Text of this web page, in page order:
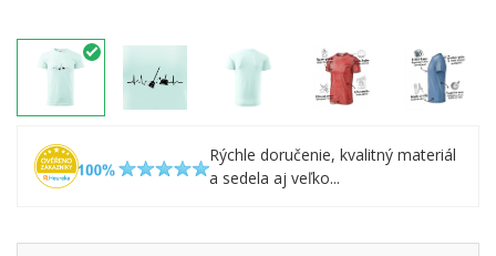
Rýchle doručenie, kvalitný materiál
a sedela aj veľko...